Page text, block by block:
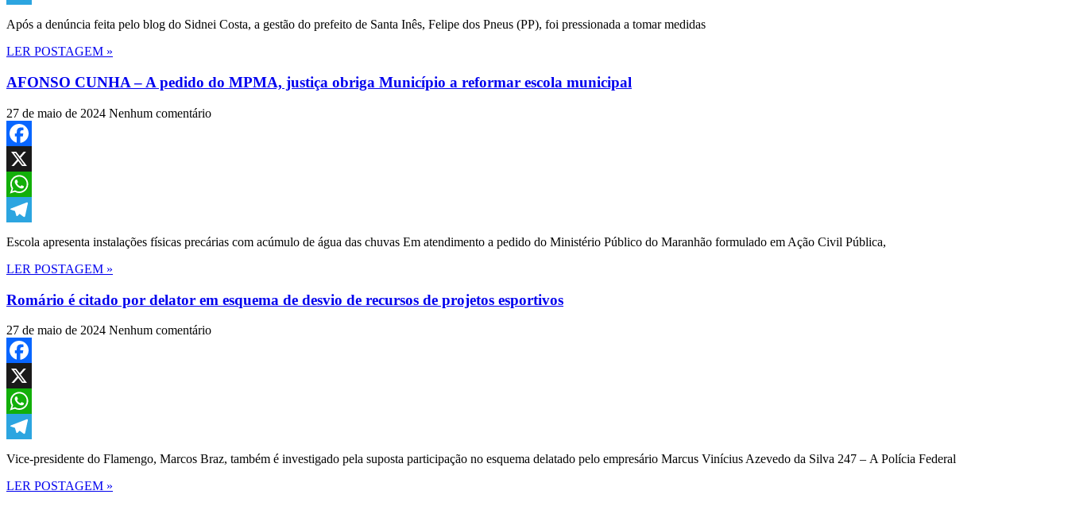
Telegram
Após a denúncia feita pelo blog do Sidnei Costa, a gestão do prefeito de Santa Inês, Felipe dos Pneus (PP), foi pressionada a tomar medidas
LER POSTAGEM »
AFONSO CUNHA – A pedido do MPMA, justiça obriga Município a reformar escola municipal
27 de maio de 2024 Nenhum comentário
Facebook
X
WhatsApp
Telegram
Escola apresenta instalações físicas precárias com acúmulo de água das chuvas Em atendimento a pedido do Ministério Público do Maranhão formulado em Ação Civil Pública,
LER POSTAGEM »
Romário é citado por delator em esquema de desvio de recursos de projetos esportivos
27 de maio de 2024 Nenhum comentário
Facebook
X
WhatsApp
Telegram
Vice-presidente do Flamengo, Marcos Braz, também é investigado pela suposta participação no esquema delatado pelo empresário Marcus Vinícius Azevedo da Silva 247 – A Polícia Federal
LER POSTAGEM »